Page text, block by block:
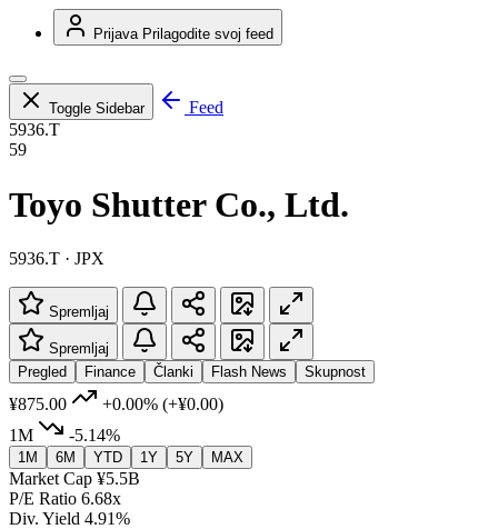
Prijava Prilagodite svoj feed
Toggle Sidebar
Feed
5936.T
59
Toyo Shutter Co., Ltd.
5936.T · JPX
Spremljaj
Spremljaj
Pregled
Finance Članki Flash News Skupnost
¥875.00 +0.00% (+¥0.00)
1M
-5.14%
1M 6M YTD 1Y 5Y MAX
Market Cap ¥5.5B
P/E Ratio 6.68x
Div. Yield 4.91%